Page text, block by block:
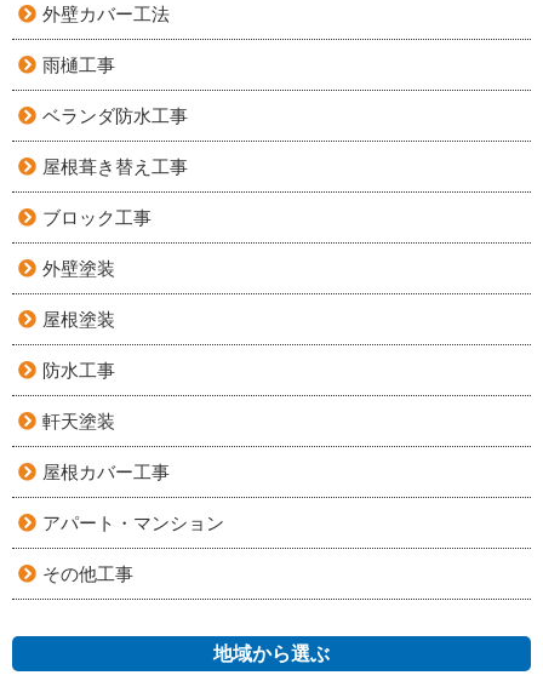
外壁カバー工法
雨樋工事
ベランダ防水工事
屋根葺き替え工事
ブロック工事
外壁塗装
屋根塗装
防水工事
軒天塗装
屋根カバー工事
アパート・マンション
その他工事
地域から選ぶ